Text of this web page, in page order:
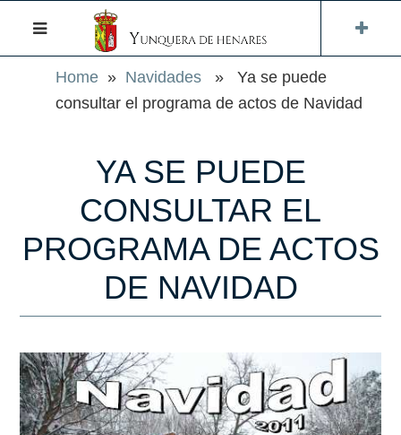
Home » Navidades » Ya se puede
consultar el programa de actos de Navidad
YA SE PUEDE
CONSULTAR EL
PROGRAMA DE ACTOS
DE NAVIDAD